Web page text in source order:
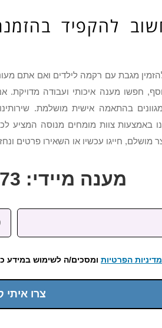
להקפיד
מגבת עם רקמה לילדים ואם אתם
חפשו מענה איכותי ועבודה
בהתאמה אישית מושלמת.
באמצעות צוות מומחים מנוסה
מושלם, חייגו עכשיו או השאירו פרטים
מענה מיידי: 072-3922-473
מדיניות הפרטיות ומסכים/ה לשימוש במידע
צרו איתי